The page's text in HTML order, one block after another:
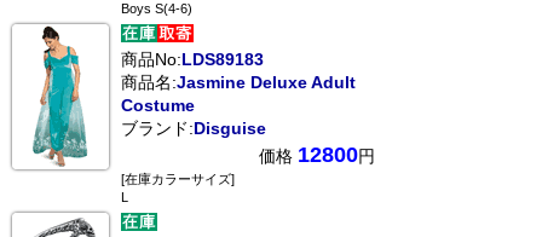
Boys S(4-6)
商品No:LDS89183
商品名:Jasmine Deluxe Adult
Costume
ブランド:Disguise
価格 12800円
[在庫カラーサイズ]
L